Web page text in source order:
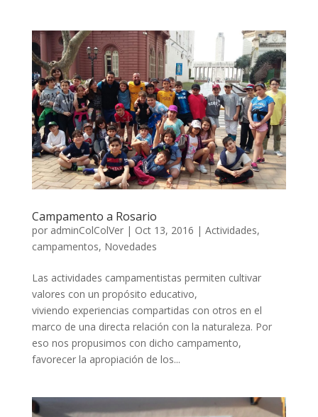
Campamento a Rosario
por adminColColVer| Oct 13, 2016 | Actividades,
campamentos, Novedades
Las actividades campamentistas permiten cultivar
valores con un propósito educativo,
viviendo experiencias compartidas con otros en el
marco de una directa relación con la naturaleza. Por
eso nos propusimos con dicho campamento,
favorecer la apropiación de los...